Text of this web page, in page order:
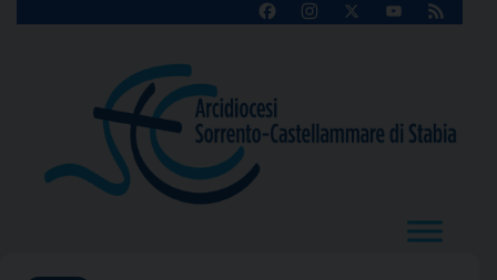
FacebookInstagram
X
YouTube
Feed